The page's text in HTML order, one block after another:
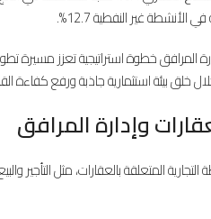
غير النفطية 12.7%.
المرافق خطوة استراتيجية تعزز مسيرة
وإدارة المرافق
المتعلقة بالعقارات، مثل التأجير